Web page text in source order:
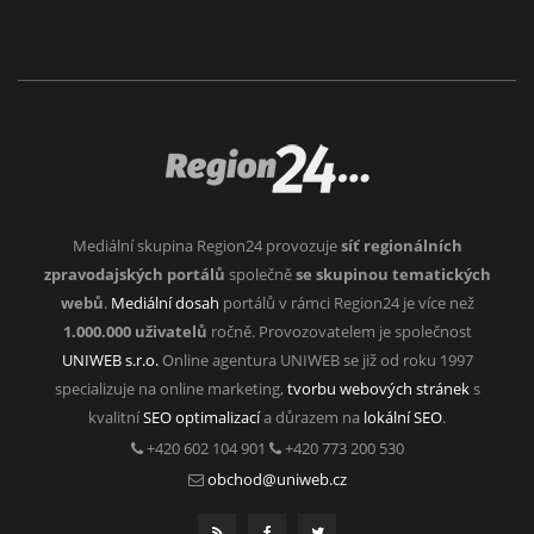
Mediální skupina Region24 provozujesíť regionálních
zpravodajských portálů společněse skupinou tematických
webů. Mediální dosah portálů v rámci Region24 je více než
1.000.000 uživatelů ročně. Provozovatelem je společnost
UNIWEB s.r.o.Online agentura UNIWEB se již od roku 1997
specializuje na online marketing, tvorbu webových stráneks
kvalitníSEO optimalizacía důrazem na lokální SEO.
+420 602 104 901
+420 773 200 530
obchod@uniweb.cz